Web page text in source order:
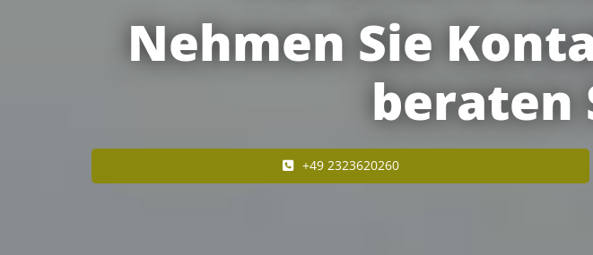
Nehmen Sie
beraten
+49 2323620260